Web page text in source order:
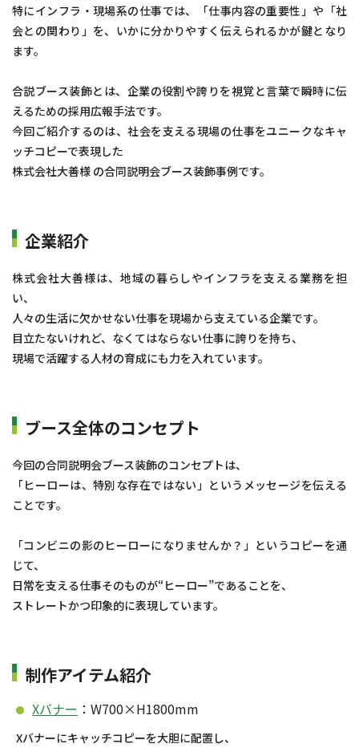
特にインフラ・現場系の仕事では、「仕事内容の重要性」や「社
会との関わり」を、いかに分かりやすく伝えられるかが鍵となり
ます。
合説ブース装飾とは、企業の役割や誇りを視覚と言葉で瞬時に伝
えるための採用広報手法です。
今回ご紹介するのは、社会を支える現場の仕事をユニークなキャ
ッチコピーで表現した
株式会社大善様 の合同説明会ブース装飾事例です。
企業紹介
株式会社大善様は、地域の暮らしやインフラを支える業務を担
い、
人々の生活に欠かせない仕事を現場から支えている企業です。
目立たないけれど、なくてはならない仕事に誇りを持ち、
現場で活躍する人材の育成にも力を入れています。
ブース全体のコンセプト
今回の合同説明会ブース装飾のコンセプトは、
「ヒーローは、特別な存在ではない」というメッセージを伝える
ことです。
「コンビニの影のヒーローになりませんか？」というコピーを通
じて、
日常を支える仕事そのものが“ヒーロー”であることを、
ストレートかつ印象的に表現しています。
制作アイテム紹介
Xバナー ：W700×H1800mm
Xバナーにキャッチコピーを大胆に配置し、